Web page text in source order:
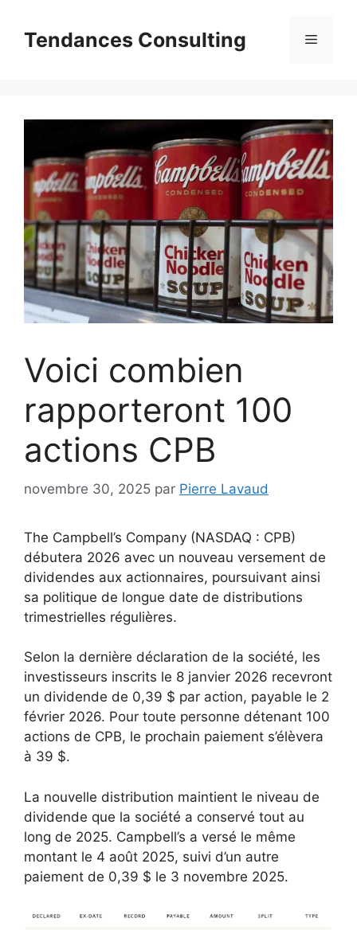
contenuTendances Consulting Menu
Voici combien
rapporteront 100
actions CPB
novembre 30, 2025 par Pierre Lavaud
The Campbell’s Company (NASDAQ : CPB)
débutera 2026 avec un nouveau versement de
dividendes aux actionnaires, poursuivant ainsi
sa politique de longue date de distributions
trimestrielles régulières.
Selon la dernière déclaration de la société, les
investisseurs inscrits le 8 janvier 2026 recevront
un dividende de 0,39 $ par action, payable le 2
février 2026. Pour toute personne détenant 100
actions de CPB, le prochain paiement s’élèvera
à 39 $.
La nouvelle distribution maintient le niveau de
dividende que la société a conservé tout au
long de 2025. Campbell’s a versé le même
montant le 4 août 2025, suivi d’un autre
paiement de 0,39 $ le 3 novembre 2025.